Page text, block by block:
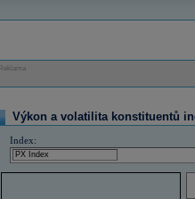
Reklama
Výkon a volatilita konstituentů
Index: